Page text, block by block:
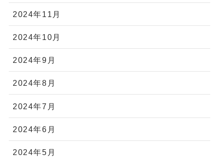
2024年11月
2024年10月
2024年9月
2024年8月
2024年7月
2024年6月
2024年5月